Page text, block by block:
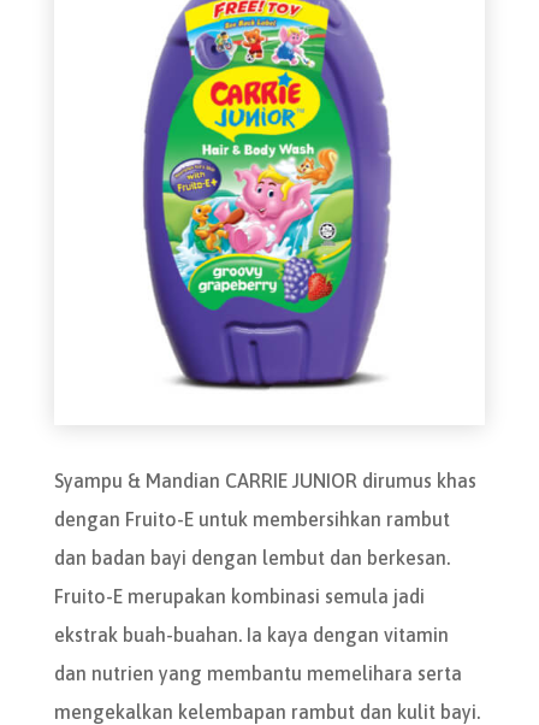
Syampu & Mandian CARRIE JUNIOR dirumus khas
dengan Fruito-E untuk membersihkan rambut
dan badan bayi dengan lembut dan berkesan.
Fruito-E merupakan kombinasi semula jadi
ekstrak buah-buahan. Ia kaya dengan vitamin
dan nutrien yang membantu memelihara serta
mengekalkan kelembapan rambut dan kulit bayi.